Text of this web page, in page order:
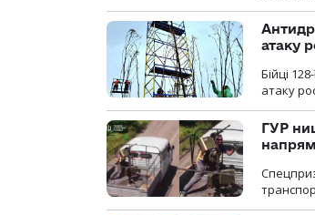
атаку
Бійці
атаку
ГУР